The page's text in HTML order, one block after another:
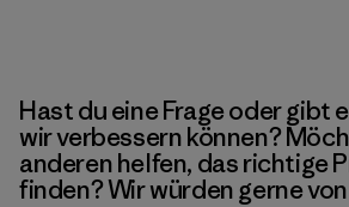
Hast du eine Frage oder gibt
wir verbessern können?
anderen helfen, das richtige
finden? Wir würden gerne